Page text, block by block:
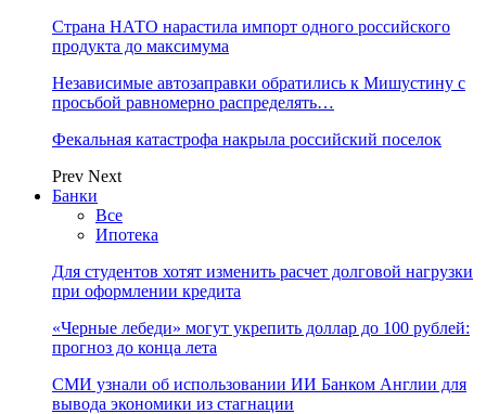
Страна НАТО нарастила импорт одного российского
продукта до максимума
Независимые автозаправки обратились к Мишустину с
просьбой равномерно распределять…
Фекальная катастрофа накрыла российский поселок
Prev Next
Банки
Все
Ипотека
Для студентов хотят изменить расчет долговой нагрузки
при оформлении кредита
«Черные лебеди» могут укрепить доллар до 100 рублей:
прогноз до конца лета
СМИ узнали об использовании ИИ Банком Англии для
вывода экономики из стагнации